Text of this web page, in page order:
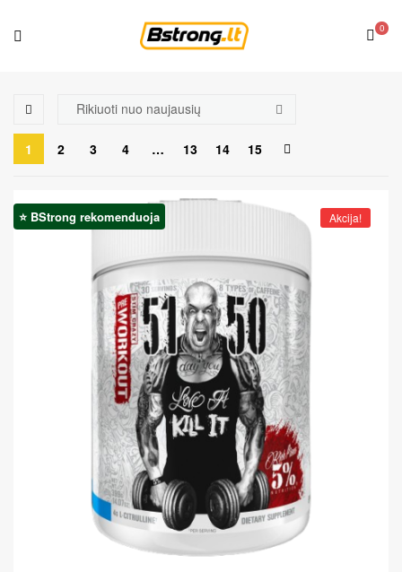
0
1 2 3 4 … 13 14 15
⭐ BStrong rekomenduoja Akcija!